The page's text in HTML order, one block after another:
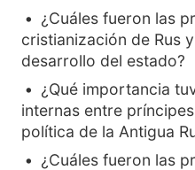
¿Cuáles fueron las
cristianización de Rus
desarrollo del estado?
¿Qué importancia
internas entre
política de la Antigua
¿Cuáles fueron las